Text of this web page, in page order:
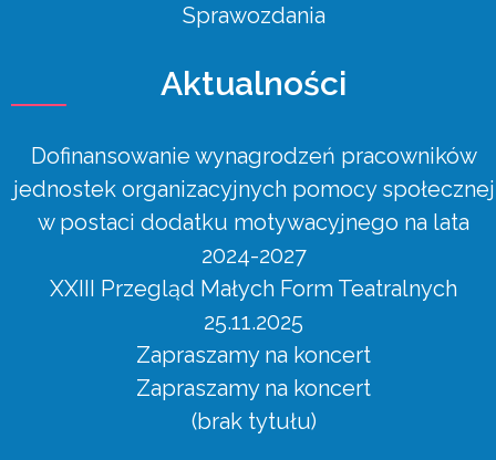
Sprawozdania
Aktualności
Dofinansowanie wynagrodzeń pracowników
jednostek organizacyjnych pomocy społecznej
w postaci dodatku motywacyjnego na lata
2024-2027
XXIII Przegląd Małych Form Teatralnych
25.11.2025
Zapraszamy na koncert
Zapraszamy na koncert
(brak tytułu)